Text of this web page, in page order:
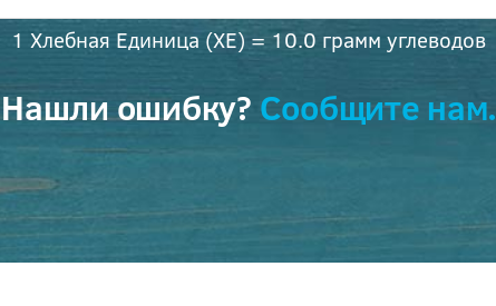
1 Хлебная Единица (ХЕ) = 10.0 грамм углеводов
Нашли ошибку?Сообщите нам.